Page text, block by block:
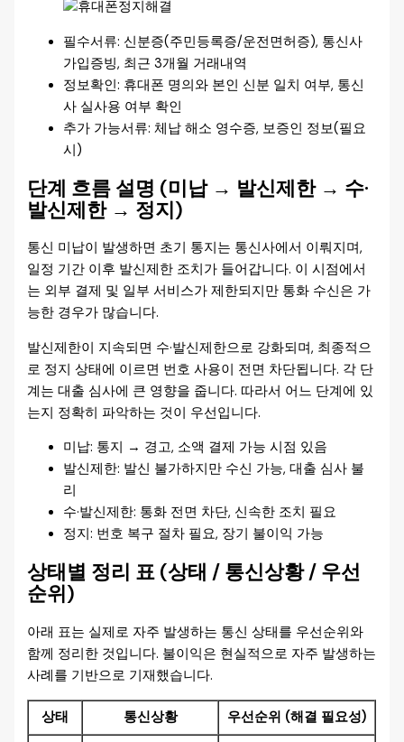
필수서류: 신분증(주민등록증/운전면허증), 통신사
가입증빙, 최근 3개월 거래내역
정보확인: 휴대폰 명의와 본인 신분 일치 여부, 통신
사 실사용 여부 확인
추가 가능서류: 체납 해소 영수증, 보증인 정보(필요
시)
단계 흐름 설명 (미납 → 발신제한 → 수·
발신제한 → 정지)
통신 미납이 발생하면 초기 통지는 통신사에서 이뤄지며,
일정 기간 이후 발신제한 조치가 들어갑니다. 이 시점에서
는 외부 결제 및 일부 서비스가 제한되지만 통화 수신은 가
능한 경우가 많습니다.
발신제한이 지속되면 수·발신제한으로 강화되며, 최종적으
로 정지 상태에 이르면 번호 사용이 전면 차단됩니다. 각 단
계는 대출 심사에 큰 영향을 줍니다. 따라서 어느 단계에 있
는지 정확히 파악하는 것이 우선입니다.
미납: 통지 → 경고, 소액 결제 가능 시점 있음
발신제한: 발신 불가하지만 수신 가능, 대출 심사 불
리
수·발신제한: 통화 전면 차단, 신속한 조치 필요
정지: 번호 복구 절차 필요, 장기 불이익 가능
상태별 정리 표 (상태 / 통신상황 / 우선
순위)
아래 표는 실제로 자주 발생하는 통신 상태를 우선순위와
함께 정리한 것입니다. 불이익은 현실적으로 자주 발생하는
사례를 기반으로 기재했습니다.
상태 통신상황 우선순위 (해결 필요성)